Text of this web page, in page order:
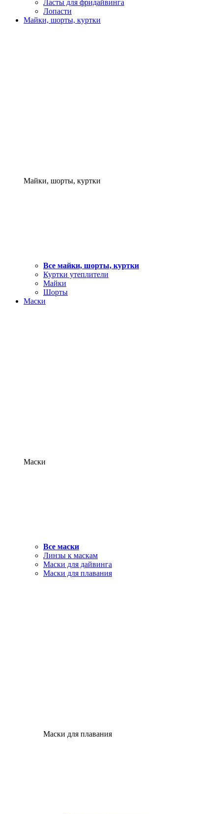
Ласты для фридайвинга
Лопасти
Майки, шорты, куртки
Майки, шорты, куртки
Все майки, шорты, куртки
Куртки утеплители
Майки
Шорты
Маски
Маски
Все маски
Линзы к маскам
Маски для дайвинга
Маски для плавания
Маски для плавания